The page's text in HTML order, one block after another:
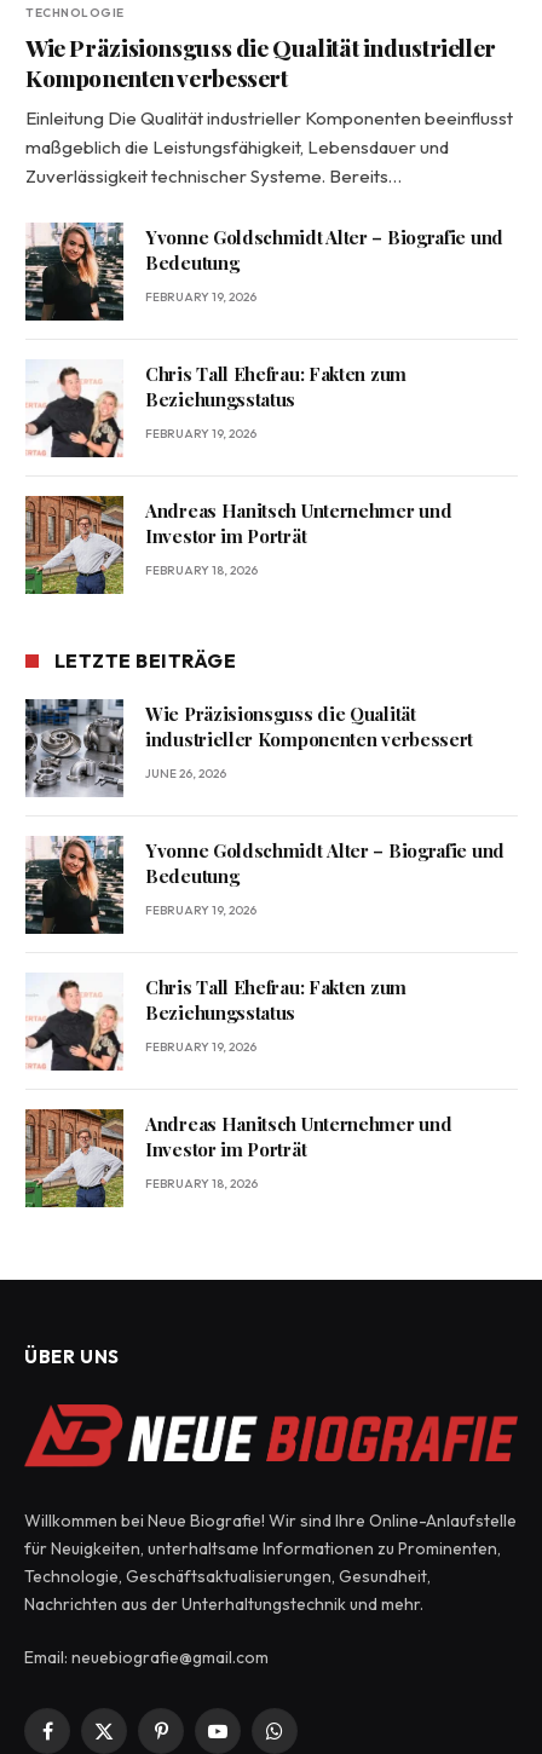
TECHNOLOGIE
Wie Präzisionsguss die Qualität industrieller
Komponenten verbessert
Einleitung Die Qualität industrieller Komponenten beeinflusst
maßgeblich die Leistungsfähigkeit, Lebensdauer und
Zuverlässigkeit technischer Systeme. Bereits…
Yvonne Goldschmidt Alter – Biografie und
Bedeutung
FEBRUARY 19, 2026
Chris Tall Ehefrau: Fakten zum
Beziehungsstatus
FEBRUARY 19, 2026
Andreas Hanitsch Unternehmer und
Investor im Porträt
FEBRUARY 18, 2026
LETZTE BEITRÄGE
Wie Präzisionsguss die Qualität
industrieller Komponenten verbessert
JUNE 26, 2026
Yvonne Goldschmidt Alter – Biografie und
Bedeutung
FEBRUARY 19, 2026
Chris Tall Ehefrau: Fakten zum
Beziehungsstatus
FEBRUARY 19, 2026
Andreas Hanitsch Unternehmer und
Investor im Porträt
FEBRUARY 18, 2026
ÜBER UNS
Willkommen bei Neue Biografie! Wir sind Ihre Online-Anlaufstelle
für Neuigkeiten, unterhaltsame Informationen zu Prominenten,
Technologie, Geschäftsaktualisierungen, Gesundheit,
Nachrichten aus der Unterhaltungstechnik und mehr.
Email: neuebiografie@gmail.com
Facebook
X
PinterestYouTubeWhatsApp